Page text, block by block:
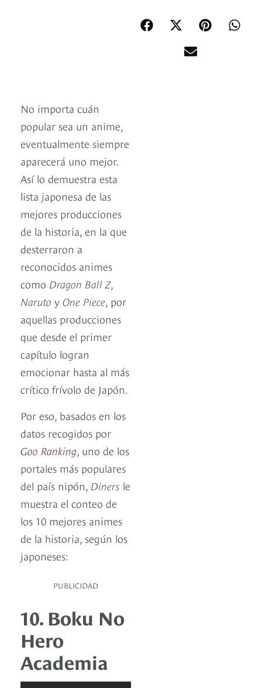
No importa cuán
popular sea un anime,
eventualmente siempre
aparecerá uno mejor.
Así lo demuestra esta
lista japonesa de las
mejores producciones
de la historia, en la que
desterraron a
reconocidos animes
como Dragon Ball Z,
Naruto y One Piece, por
aquellas producciones
que desde el primer
capítulo logran
emocionar hasta al más
crítico frívolo de Japón.
Por eso, basados en los
datos recogidos por
Goo Ranking, uno de los
portales más populares
del país nipón, Diners le
muestra el conteo de
los 10 mejores animes
de la historia, según los
japoneses:
PUBLICIDAD
10. Boku No
Hero
Academia